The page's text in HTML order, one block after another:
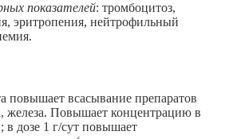
показателей: тромбоцитоз,
эритропения, нейтрофильный
повышает всасывание препаратов
железа. Повышает концентрацию в
в дозе 1 г/сут повышает